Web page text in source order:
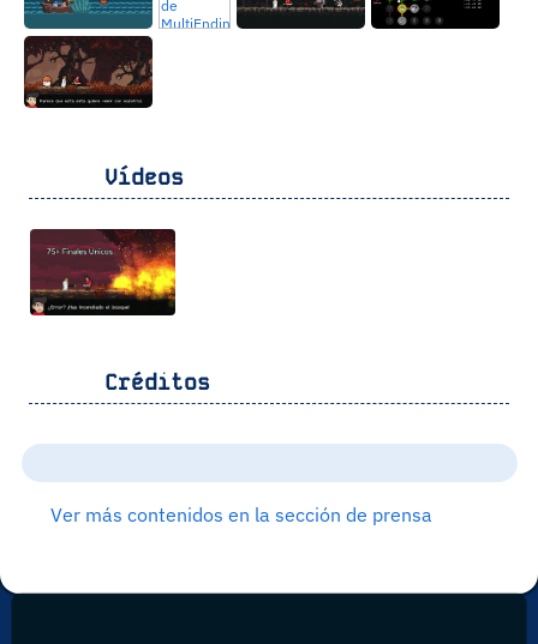
Vídeos
Créditos
Ver más contenidos en la sección de prensa